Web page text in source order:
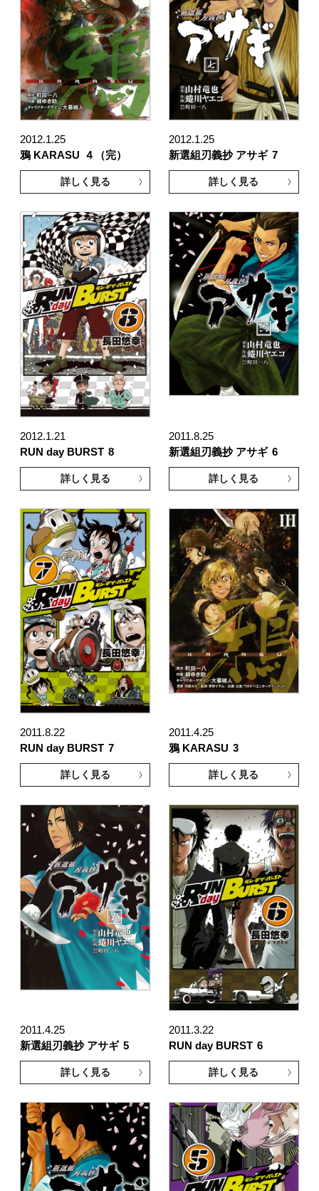
2012.1.25
鴉 KARASU
４（完）
詳しく見る
2012.1.25
新選組刃義抄 アサギ 7
詳しく見る
2012.1.21
RUN day BURST 8
詳しく見る
2011.8.25
新選組刃義抄 アサギ 6
詳しく見る
2011.8.22
RUN day BURST 7
詳しく見る
2011.4.25
鴉 KARASU 3
詳しく見る
2011.4.25
新選組刃義抄 アサギ 5
詳しく見る
2011.3.22
RUN day BURST 6
詳しく見る